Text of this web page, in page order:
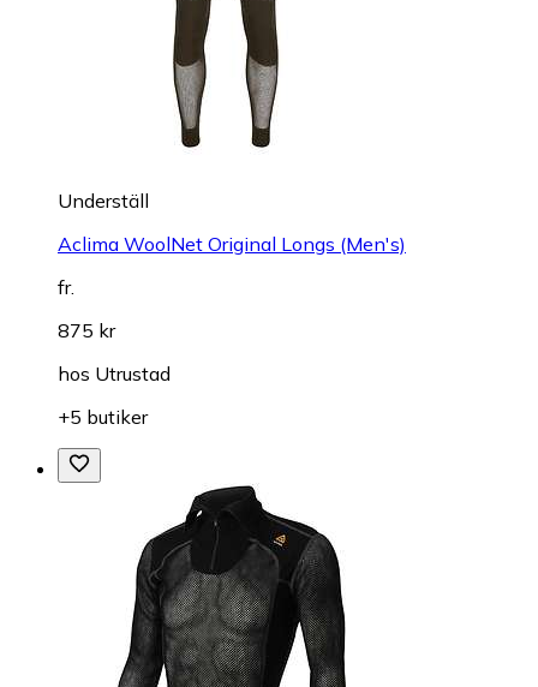
Underställ
Aclima WoolNet Original Longs (Men's)
fr.
875 kr
hos Utrustad
+5 butiker